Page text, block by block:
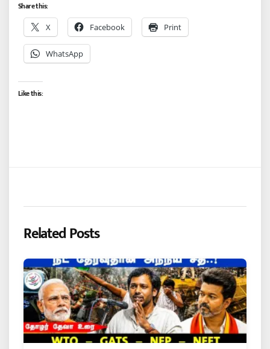
Share this:
X Facebook Print
WhatsApp
Like this:
Related Posts